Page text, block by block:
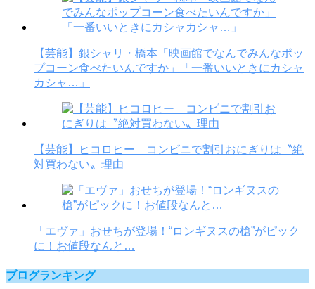
【芸能】銀シャリ・橋本「映画館でなんでみんなポッ
プコーン食べたいんですか」「一番いいときにカシャ
カシャ…」
【芸能】ヒコロヒー コンビニで割引おにぎりは〝絶
対買わない〟理由
「エヴァ」おせちが登場！“ロンギヌスの槍”がピック
に！お値段なんと…
ブログランキング